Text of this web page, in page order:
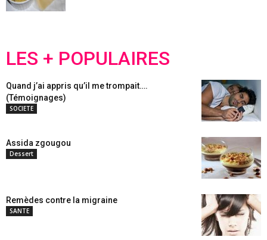
LES + POPULAIRES
Quand j’ai appris qu’il me trompait….
(Témoignages)
SOCIETE
Assida zgougou
Dessert
Remèdes contre la migraine
SANTE